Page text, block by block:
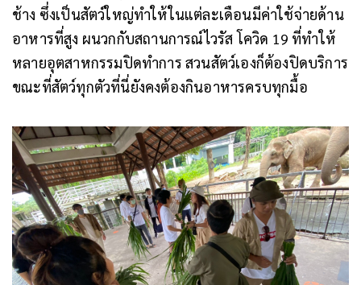
ช้าง ซึ่งเป็นสัตว์ใหญ่ทำให้ในแต่ละเดือนมีค่าใช้จ่ายด้าน
อาหารที่สูง ผนวกกับสถานการณ์ไวรัส โควิด 19 ที่ทำให้
หลายอุตสาหกรรมปิดทำการ สวนสัตว์เองก็ต้องปิดบริการ
ขณะที่สัตว์ทุกตัวที่นี่ยังคงต้องกินอาหารครบทุกมื้อ